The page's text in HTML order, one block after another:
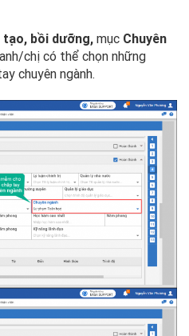
bồi dưỡng, mục Chuyên
chị có thể chọn những
chuyên ngành.